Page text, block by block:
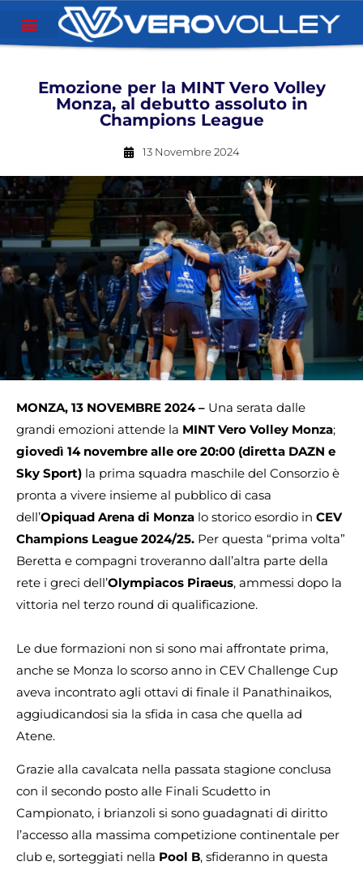
Emozione per la MINT Vero Volley
Monza, al debutto assoluto in
Champions League
13 Novembre 2024
MONZA, 13 NOVEMBRE 2024 – Una serata dalle
grandi emozioni attende la MINT Vero Volley Monza;
giovedì 14 novembre alle ore 20:00 (diretta DAZN e
Sky Sport) la prima squadra maschile del Consorzio è
pronta a vivere insieme al pubblico di casa
dell’Opiquad Arena di Monza lo storico esordio in CEV
Champions League 2024/25. Per questa “prima volta”
Beretta e compagni troveranno dall’altra parte della
rete i greci dell’Olympiacos Piraeus, ammessi dopo la
vittoria nel terzo round di qualificazione.
Le due formazioni non si sono mai affrontate prima,
anche se Monza lo scorso anno in CEV Challenge Cup
aveva incontrato agli ottavi di finale il Panathinaikos,
aggiudicandosi sia la sfida in casa che quella ad
Atene.
Grazie alla cavalcata nella passata stagione conclusa
con il secondo posto alle Finali Scudetto in
Campionato, i brianzoli si sono guadagnati di diritto
l’accesso alla massima competizione continentale per
club e, sorteggiati nella Pool B, sfideranno in questa